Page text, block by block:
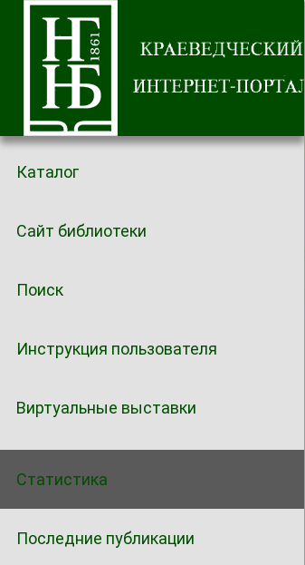
Каталог
Сайт библиотеки
Поиск
Инструкция пользователя
Виртуальные выставки
Статистика
Последние публикации